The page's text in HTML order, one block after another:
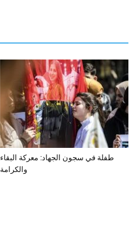
طفلة في سجون الجهاد: معركة البقاء
والكرامة